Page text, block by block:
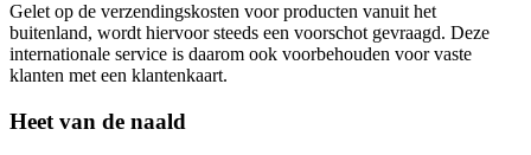
Gelet op de verzendingskosten voor producten vanuit het
buitenland, wordt hiervoor steeds een voorschot gevraagd. Deze
internationale service is daarom ook voorbehouden voor vaste
klanten met een klantenkaart.
Heet van de naald